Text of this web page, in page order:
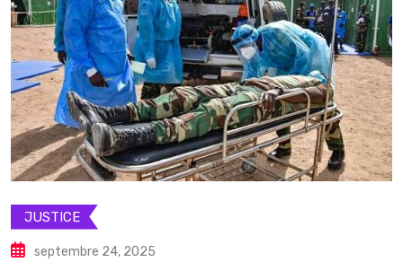
JUSTICE
septembre 24, 2025